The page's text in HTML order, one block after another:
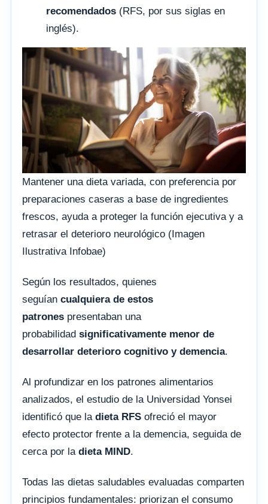
recomendados (RFS, por sus siglas en
inglés).
Mantener una dieta variada, con preferencia por
preparaciones caseras a base de ingredientes
frescos, ayuda a proteger la función ejecutiva y a
retrasar el deterioro neurológico (Imagen
Ilustrativa Infobae)
Según los resultados, quienes
seguían cualquiera de estos
patrones presentaban una
probabilidad significativamente menor de
desarrollar deterioro cognitivo y demencia.
Al profundizar en los patrones alimentarios
analizados, el estudio de la Universidad Yonsei
identificó que la dieta RFS ofreció el mayor
efecto protector frente a la demencia, seguida de
cerca por la dieta MIND.
Todas las dietas saludables evaluadas comparten
principios fundamentales: priorizan el consumo